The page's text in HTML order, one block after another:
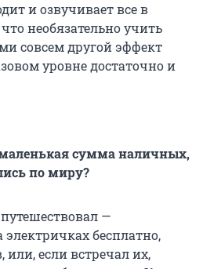
и озвучивает все в
необязательно учить
совсем другой эффект
уровне достаточно и
сумма наличных,
по миру?
—
бесплатно,
или, если встречал их,